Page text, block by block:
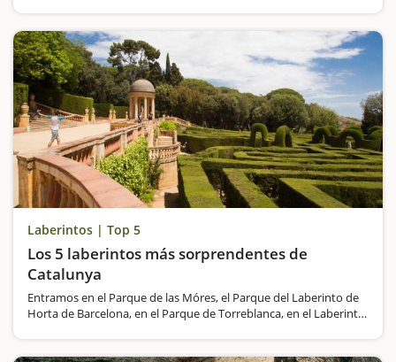
Laberintos | Top 5
Los 5 laberintos más sorprendentes de
Catalunya
Entramos en el Parque de las Móres, el Parque del Laberinto de
Horta de Barcelona, en el Parque de Torreblanca, en el Laberinto